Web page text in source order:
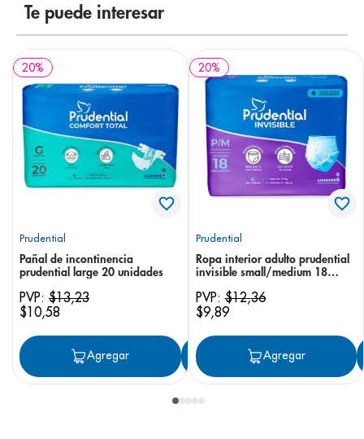
Te puede interesar
20%
Prudential
Pañal de incontinencia
prudential large 20 unidades
PVP: $13,23
$10,58
Agregar Agregar
20%
Prudential
Ropa interior adulto prudential
invisible small/medium 18
PVP:$12,36
$9,89
Agregar